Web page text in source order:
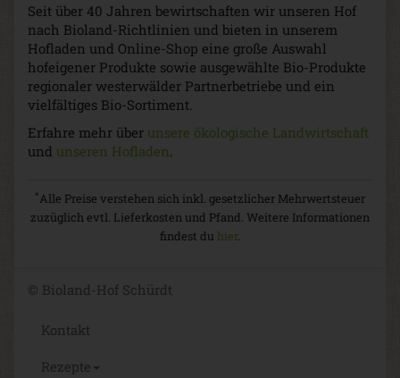
Seit über 40 Jahren bewirtschaften wir unseren Hof
nach Bioland-Richtlinien und bieten in unserem
Hofladen und Online-Shop eine große Auswahl
hofeigener Produkte sowie ausgewählte Bio-Produkte
regionaler westerwälder Partnerbetriebe und ein
vielfältiges Bio-Sortiment.
Erfahre mehr über unsere ökologische Landwirtschaft
und unseren Hofladen.
*Alle Preise verstehen sich inkl. gesetzlicher Mehrwertsteuer
zuzüglich evtl. Lieferkosten und Pfand. Weitere Informationen
findest du hier.
© Bioland-Hof Schürdt
Kontakt
Rezepte